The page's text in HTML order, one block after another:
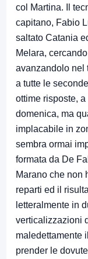
col Martina. Il
capitano, Fabio
saltato Catania
Melara,
avanzandolo nel
a tutte le
ottime risposte,
domenica, ma
implacabile in
sembra ormai
formata da De
Marano che non
reparti ed il
letteralmente in
verticalizzazioni
maledettamente
prender le